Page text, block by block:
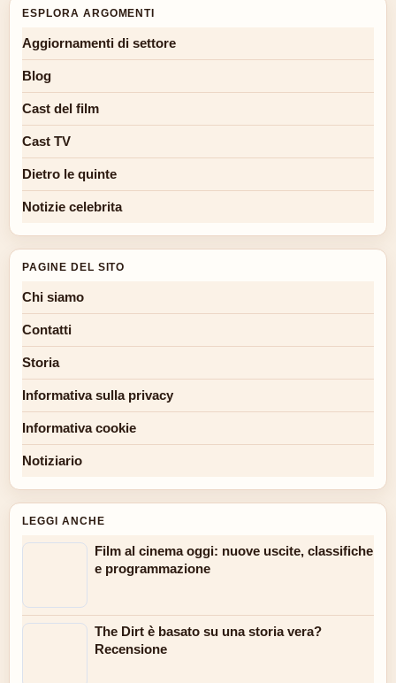
ESPLORA ARGOMENTI
Aggiornamenti di settore
Blog
Cast del film
Cast TV
Dietro le quinte
Notizie celebrita
PAGINE DEL SITO
Chi siamo
Contatti
Storia
Informativa sulla privacy
Informativa cookie
Notiziario
LEGGI ANCHE
Film al cinema oggi: nuove uscite, classifiche
e programmazione
The Dirt è basato su una storia vera?
Recensione